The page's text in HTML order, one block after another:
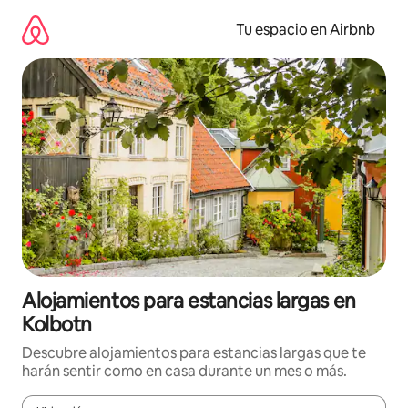
contenido
Tu espacio en Airbnb
Alojamientos para estancias largas en
Kolbotn
Descubre alojamientos para estancias largas que te
harán sentir como en casa durante un mes o más.